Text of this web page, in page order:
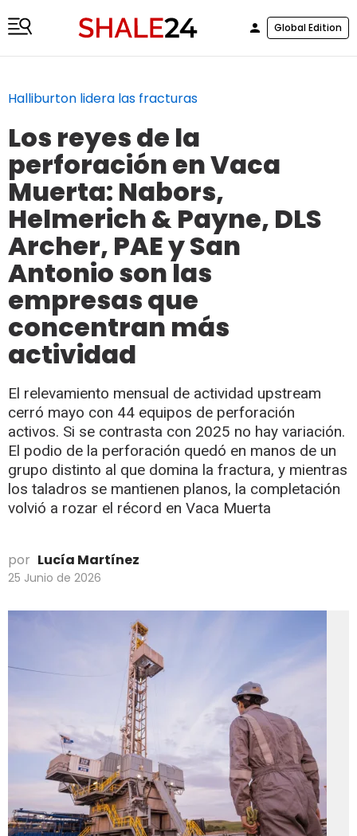
Global Edition
Halliburton lidera las fracturas
Los reyes de la
perforación en Vaca
Muerta: Nabors,
Helmerich & Payne, DLS
Archer, PAE y San
Antonio son las
empresas que
concentran más
actividad
El relevamiento mensual de actividad upstream
cerró mayo con 44 equipos de perforación
activos. Si se contrasta con 2025 no hay variación.
El podio de la perforación quedó en manos de un
grupo distinto al que domina la fractura, y mientras
los taladros se mantienen planos, la completación
volvió a rozar el récord en Vaca Muerta
por Lucía Martínez
25 Junio de 2026